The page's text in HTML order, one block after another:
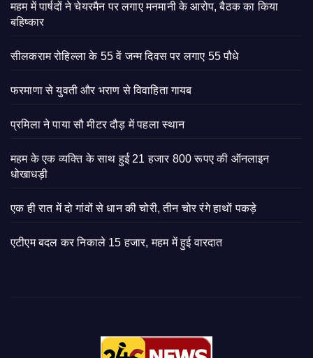
महम में पार्षदों ने चेयरमैन पर लगाए मनमानी के आरोप, बैठक का किया
बहिष्कार
सीलकराम रोहिल्ला के 55 वें जन्म दिवस पर लगाए 55 पौधे
फरमाणा से युवती और भराण से विवाहिता गायब
प्रमिला ने पाया सौ मीटर दौड़ में पहला स्थान
महम के एक व्यक्ति के साथ हुई 21 हजार 800 रूपए की ऑनलाइन
धोखाधड़ी
एक ही रात में दो गांवों से धान की चोरी, तीन चोर रंगे हाथों पकड़े
एटीएम बदल कर निकाले 15 हजार, महम में हुई वारदात